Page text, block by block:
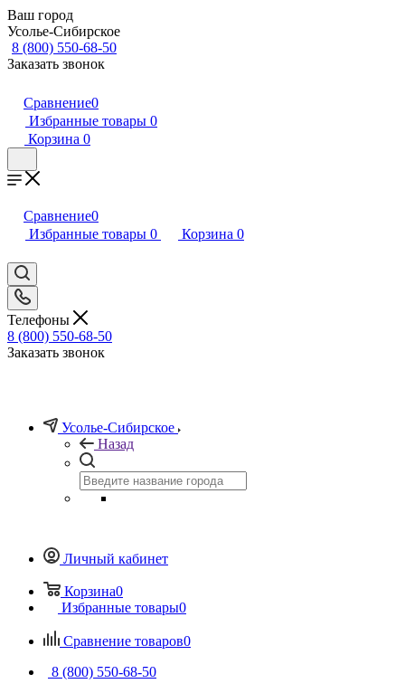
Ваш город
Усолье-Сибирское
8 (800) 550-68-50
Заказать звонок
Сравнение0
Избранные товары 0
Корзина 0
Сравнение0
Избранные товары 0 Корзина 0
Телефоны
8 (800) 550-68-50
Заказать звонок
Усолье-Сибирское
Назад
Личный кабинет
Корзина0
Избранные товары0
Сравнение товаров0
8 (800) 550-68-50